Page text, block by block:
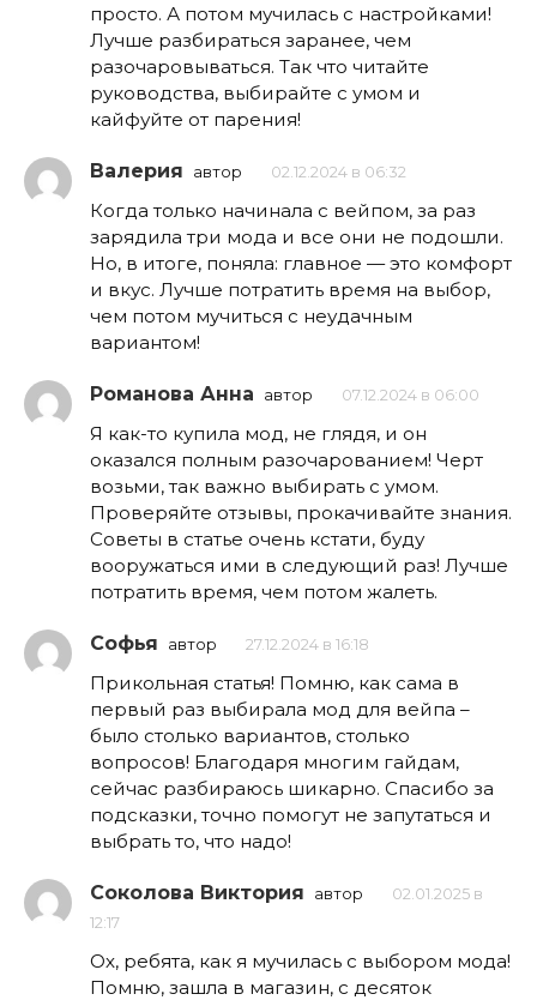
просто. А потом мучилась с настройками!
Лучше разбираться заранее, чем
разочаровываться. Так что читайте
руководства, выбирайте с умом и
кайфуйте от парения!
Валерия автор 02.12.2024 в 06:32
Когда только начинала с вейпом, за раз
зарядила три мода и все они не подошли.
Но, в итоге, поняла: главное — это комфорт
и вкус. Лучше потратить время на выбор,
чем потом мучиться с неудачным
вариантом!
Романова Анна автор 07.12.2024 в 06:00
Я как-то купила мод, не глядя, и он
оказался полным разочарованием! Черт
возьми, так важно выбирать с умом.
Проверяйте отзывы, прокачивайте знания.
Советы в статье очень кстати, буду
вооружаться ими в следующий раз! Лучше
потратить время, чем потом жалеть.
Софья автор 27.12.2024 в 16:18
Прикольная статья! Помню, как сама в
первый раз выбирала мод для вейпа –
было столько вариантов, столько
вопросов! Благодаря многим гайдам,
сейчас разбираюсь шикарно. Спасибо за
подсказки, точно помогут не запутаться и
выбрать то, что надо!
Соколова Виктория автор
02.01.2025 в
12:17
Ох, ребята, как я мучилась с выбором мода!
Помню, зашла в магазин, с десяток